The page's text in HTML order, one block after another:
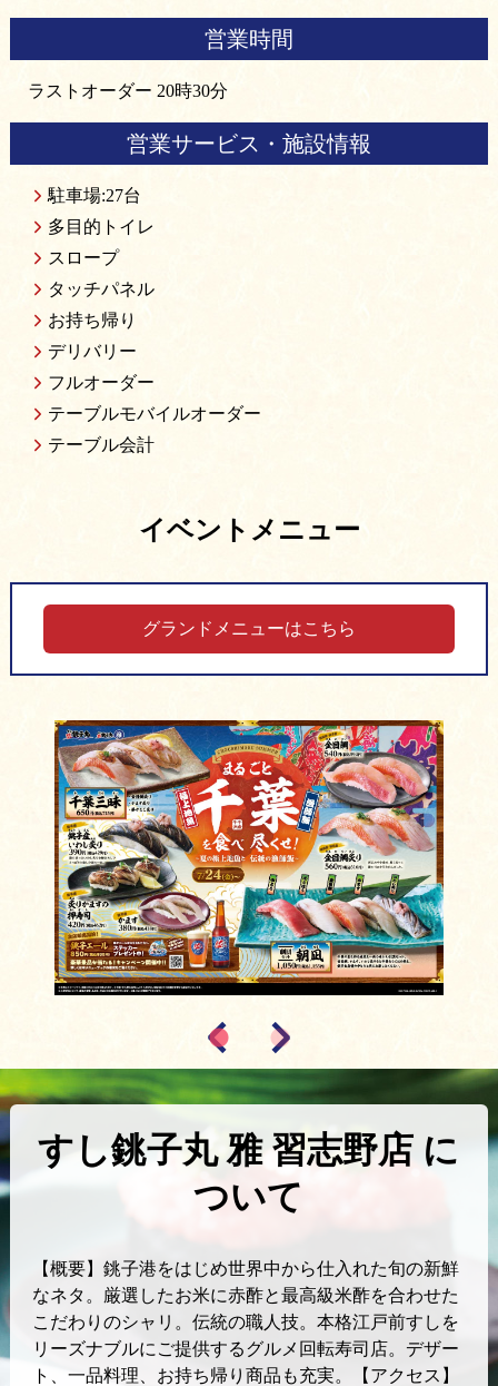
営業時間
ラストオーダー 20時30分
営業サービス・施設情報
駐車場:27台
多目的トイレ
スロープ
タッチパネル
お持ち帰り
デリバリー
フルオーダー
テーブルモバイルオーダー
テーブル会計
イベントメニュー
グランドメニューはこちら
すし銚子丸 雅 習志野店 に
ついて
【概要】銚子港をはじめ世界中から仕入れた旬の新鮮
なネタ。厳選したお米に赤酢と最高級米酢を合わせた
こだわりのシャリ。伝統の職人技。本格江戸前すしを
リーズナブルにご提供するグルメ回転寿司店。デザー
ト、一品料理、お持ち帰り商品も充実。【アクセス】